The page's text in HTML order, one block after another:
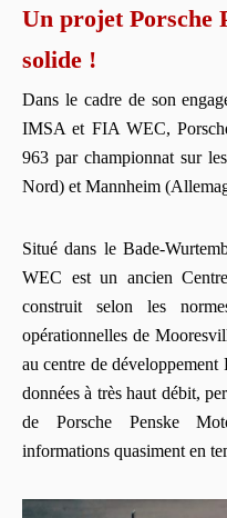
Un projet Porsche
solide !
Dans le cadre de son
IMSA et FIA WEC,
963 par championnat sur
Nord) et Mannheim
Situé dans le Bade-
WEC est un ancien
construit selon les
opérationnelles de
au centre de
données à très haut débit,
de Porsche Penske
informations quasiment en